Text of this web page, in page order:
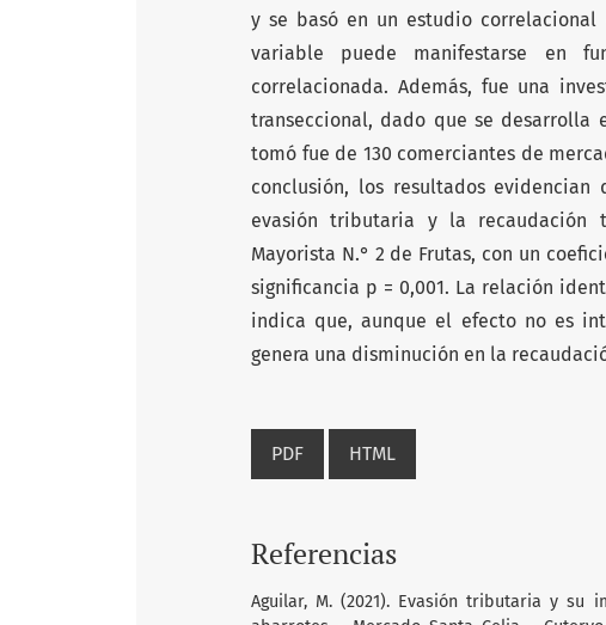
y se basó en un estudio
variable puede manifestarse en
correlacionada. Además, fue una
transeccional, dado que se desarrolla
tomó fue de 130 comerciantes de
conclusión, los resultados
evasión tributaria y la recaudación
Mayorista N.° 2 de Frutas, con un
significancia p = 0,001. La relación
indica que, aunque el efecto no es
genera una disminución en la
PDF HTML
Referencias
Aguilar, M. (2021). Evasión tributaria y su